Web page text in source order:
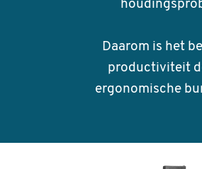
Daarom is het
productiviteit
ergonomische